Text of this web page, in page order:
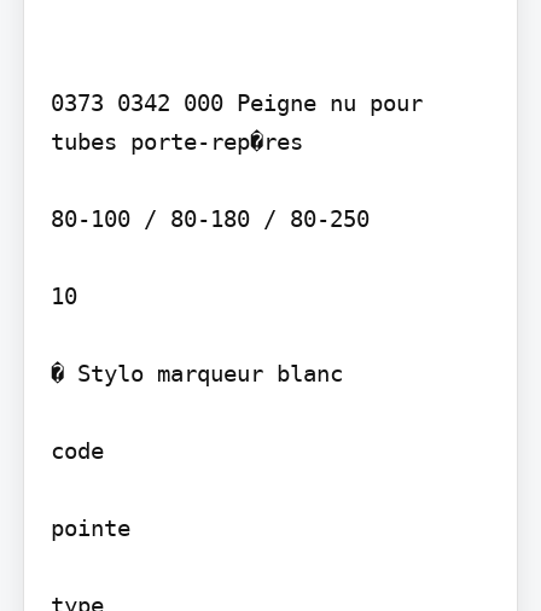
0373 0342 000 Peigne nu pour
tubes porte-rep�res
80-100 / 80-180 / 80-250
10
� Stylo marqueur blanc
code
pointe
type